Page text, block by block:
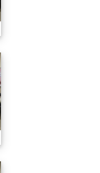
113學生音樂比賽
113學生音樂比賽